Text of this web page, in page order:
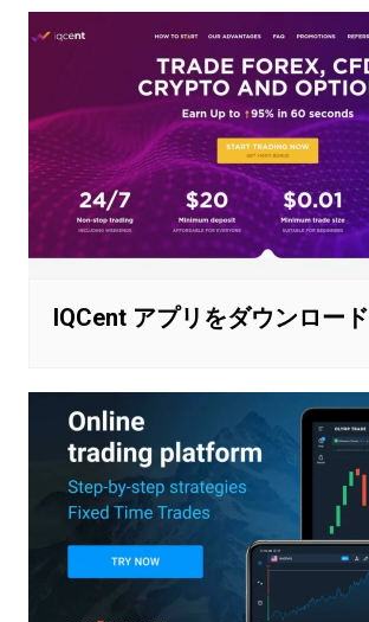
IQCent アプリをダウンロード